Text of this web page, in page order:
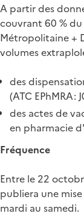
A partir des
couvrant 60 %
Métropolitaine +
volumes
des
(ATC EPhMRA:
des actes de
en pharmacie
Fréquence
Entre le 22
publiera une
mardi au samedi.